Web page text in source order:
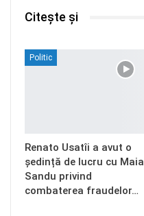
Citește și
Politic
Renato Usatîi a avut o
ședință de lucru cu Maia
Sandu privind
combaterea fraudelor…